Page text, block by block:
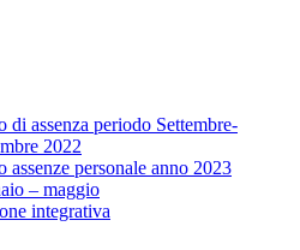
di assenza periodo Settembre-
2022
assenze personale anno 2023
– maggio
integrativa